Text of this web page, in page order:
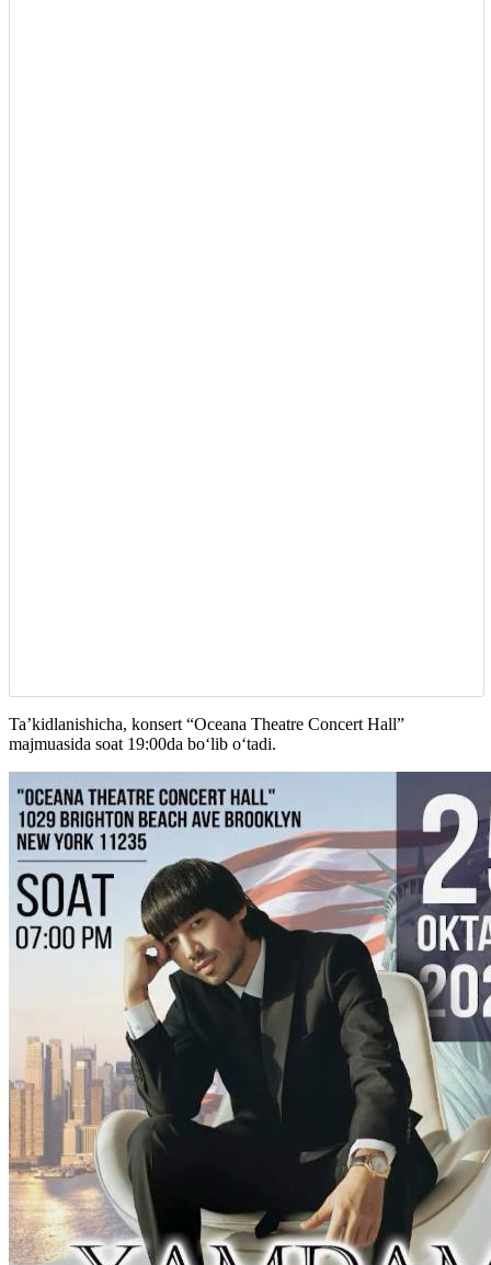
Ta’kidlanishicha, konsert “Oceana Theatre Concert Hall”
majmuasida soat 19:00da boʻlib oʻtadi.